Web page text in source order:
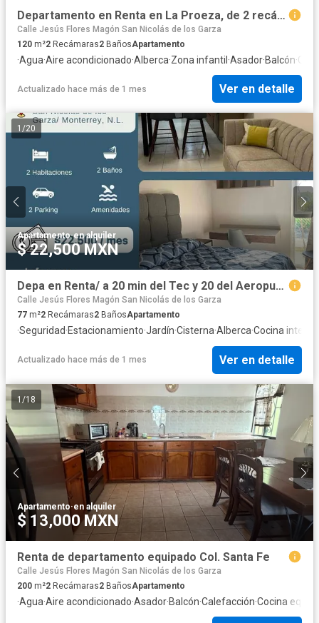
Departamento en Renta en La Proeza, de 2 recámaras, amueblado y equipado.
Calle Jesús Flores Magón San Nicolás de los Garza
120 m²2 Recámaras2 BañosApartamento
·Agua·Aire acondicionado·Alberca·Zona infantil ·Asador·Balcón·
Actualizado hace más de 1 mes Ver en detalle
1 /20
Apartamento·en alquiler
$ 22,500 MXN
Depa en Renta/ a 20 min del Tec y 20 del Aeropuerto
Calle Jesús Flores Magón San Nicolás de los Garza
77 m²2 Recámaras2 BañosApartamento
·Seguridad·Estacionamiento·Jardín·Cisterna·Alberca·Cocina
Actualizado hace más de 1 mes Ver en detalle
1 /18
Apartamento·en alquiler
$ 13,000 MXN
Renta de departamento equipado Col. Santa Fe
Calle Jesús Flores Magón San Nicolás de los Garza
200 m²2 Recámaras2 BañosApartamento
·Agua·Aire acondicionado·Asador·Balcón·Calefacción·Cocina